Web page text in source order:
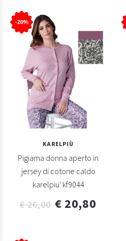
-20%
KARELPIÙ
Pigiama donna aperto in
jersey di cotone caldo
karelpiu' kf9044
€ 26,00 € 20,80